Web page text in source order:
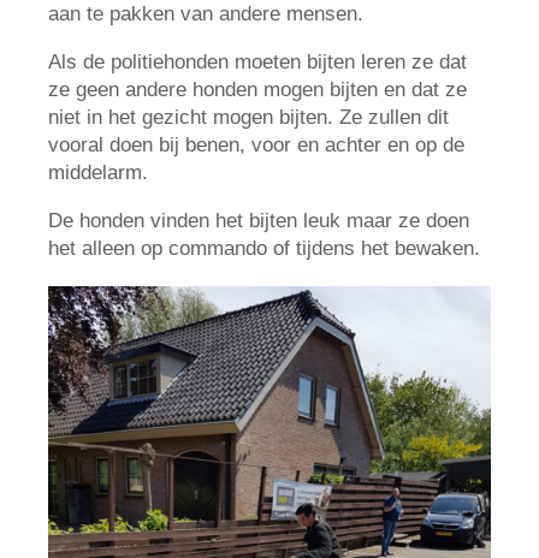
aan te pakken van andere mensen.
Als de politiehonden moeten bijten leren ze dat
ze geen andere honden mogen bijten en dat ze
niet in het gezicht mogen bijten. Ze zullen dit
vooral doen bij benen, voor en achter en op de
middelarm.
De honden vinden het bijten leuk maar ze doen
het alleen op commando of tijdens het bewaken.